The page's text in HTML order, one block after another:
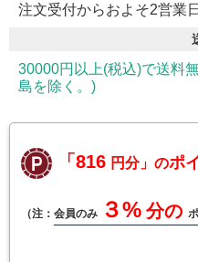
注文受付からおよそ2営業
30000円以上(税込)で送料
島を除く。)
「816 円分」のポ
（注： 会員のみ ３% 分の